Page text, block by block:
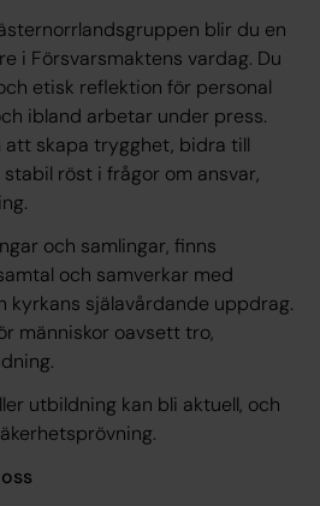
blir du en
i Försvarsmaktens vardag. Du
etisk reflektion för personal
ibland arbetar under press.
att skapa trygghet, bidra till
röst i frågor om ansvar,
och samlingar, finns
och samverkar med
kyrkans själavårdande uppdrag.
människor oavsett tro,
utbildning kan bli aktuell, och